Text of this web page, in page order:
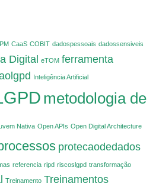
la
a
mejora
continua:
¿cuál
la
diferencia
cuándo
aplicarse
uno?
CaaS COBIT dadospessoais dadossensiveis
Digital eTOM ferramenta
Inteligência Artificial
metodologia de
Nativa Open APIs Open Digital Architecture
protecaodedados
referencia ripd riscoslgpd transformação
Treinamento Treinamentos